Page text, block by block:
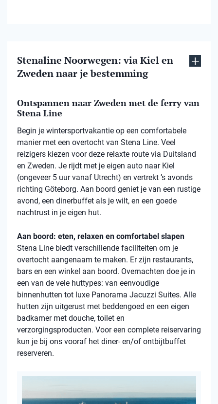
Stenaline Noorwegen: via Kiel en
Zweden naar je bestemming
Ontspannen naar Zweden met de ferry van
Stena Line
Begin je wintersportvakantie op een comfortabele
manier met een overtocht van Stena Line. Veel
reizigers kiezen voor deze relaxte route via Duitsland
en Zweden. Je rijdt met je eigen auto naar Kiel
(ongeveer 5 uur vanaf Utrecht) en vertrekt ’s avonds
richting Göteborg. Aan boord geniet je van een rustige
avond, een dinerbuffet als je wilt, en een goede
nachtrust in je eigen hut.
Aan boord: eten, relaxen en comfortabel slapen
Stena Line biedt verschillende faciliteiten om je
overtocht aangenaam te maken. Er zijn restaurants,
bars en een winkel aan boord. Overnachten doe je in
een van de vele huttypes: van eenvoudige
binnenhutten tot luxe Panorama Jacuzzi Suites. Alle
hutten zijn uitgerust met beddengoed en een eigen
badkamer met douche, toilet en
verzorgingsproducten. Voor een complete reiservaring
kun je bij ons vooraf het diner- en/of ontbijtbuffet
reserveren.